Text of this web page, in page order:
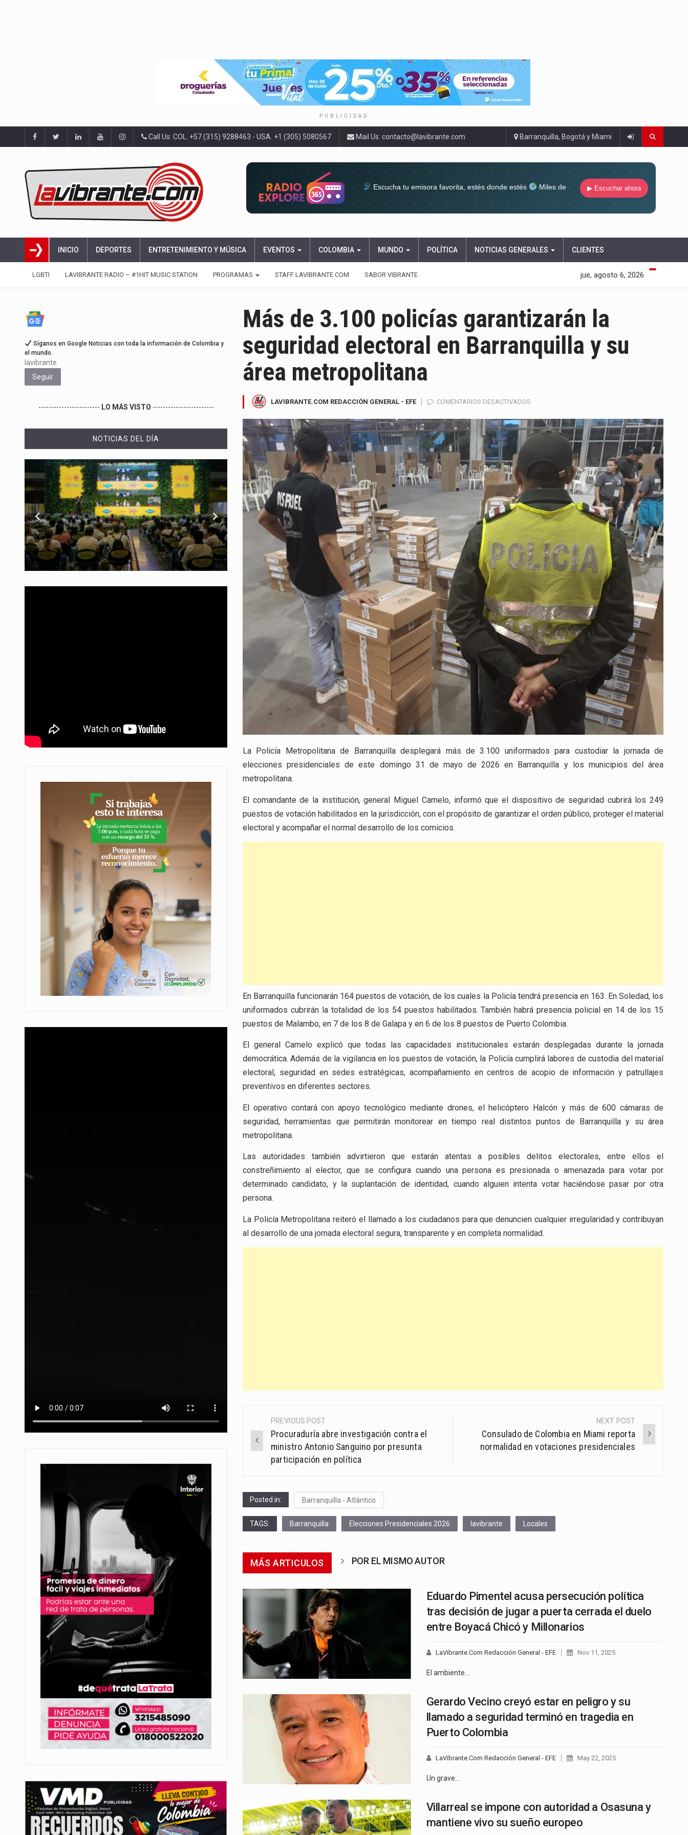
PUBLICIDAD
Call Us: COL. +57 (315) 9288463 - USA. +1 (305) 5080567 Mail Us: contacto@lavibrante.com Barranquilla, Bogotá y Miami
Escucha tu emisora favorita, estés donde estés
Miles de
▶ Escuchar ahora
INICIO DEPORTES ENTRETENIMIENTO Y MÚSICA EVENTOS COLOMBIA MUNDO POLÍTICA NOTICIAS GENERALES CLIENTES
LGBTI LAVIBRANTE RADIO – #1HIT MUSIC STATION PROGRAMAS STAFF LAVIBRANTE.COM SABOR VIBRANTE jue, agosto 6, 2026
Más de 3.100 policías garantizarán la
seguridad electoral en Barranquilla y su
área metropolitana
LAVIBRANTE.COM REDACCIÓN GENERAL - EFE COMENTARIOS DESACTIVADOS
DE
3.100
GARANTIZARÁN
LA
SEGURIDAD
ELECTORAL
BARRANQUILLA
Y
SU
ÁREA
METROPOLITANA
La Policía Metropolitana de Barranquilla desplegará más de 3.100 uniformados para custodiar la jornada de
elecciones presidenciales de este domingo 31 de mayo de 2026 en Barranquilla y los municipios del área
metropolitana.
El comandante de la institución, general Miguel Camelo, informó que el dispositivo de seguridad cubrirá los 249
puestos de votación habilitados en la jurisdicción, con el propósito de garantizar el orden público, proteger el material
electoral y acompañar el normal desarrollo de los comicios.
En Barranquilla funcionarán 164 puestos de votación, de los cuales la Policía tendrá presencia en 163. En Soledad, los
uniformados cubrirán la totalidad de los 54 puestos habilitados. También habrá presencia policial en 14 de los 15
puestos de Malambo, en 7 de los 8 de Galapa y en 6 de los 8 puestos de Puerto Colombia.
El general Camelo explicó que todas las capacidades institucionales estarán desplegadas durante la jornada
democrática. Además de la vigilancia en los puestos de votación, la Policía cumplirá labores de custodia del material
electoral, seguridad en sedes estratégicas, acompañamiento en centros de acopio de información y patrullajes
preventivos en diferentes sectores.
El operativo contará con apoyo tecnológico mediante drones, el helicóptero Halcón y más de 600 cámaras de
seguridad, herramientas que permitirán monitorear en tiempo real distintos puntos de Barranquilla y su área
metropolitana.
Las autoridades también advirtieron que estarán atentas a posibles delitos electorales, entre ellos el
constreñimiento al elector, que se configura cuando una persona es presionada o amenazada para votar por
determinado candidato, y la suplantación de identidad, cuando alguien intenta votar haciéndose pasar por otra
persona.
La Policía Metropolitana reiteró el llamado a los ciudadanos para que denuncien cualquier irregularidad y contribuyan
al desarrollo de una jornada electoral segura, transparente y en completa normalidad.
Post
navigation
PREVIOUS POST
Procuraduría abre investigación contra el
ministro Antonio Sanguino por presunta
participación en política
NEXT POST
Consulado de Colombia en Miami reporta
normalidad en votaciones presidenciales
Posted in: Barranquilla - Atlántico
TAGS: Barranquilla Elecciones Presidenciales 2026 lavibrante Locales
MÁS ARTICULOS POR EL MISMO AUTOR
Eduardo Pimentel acusa persecución política
tras decisión de jugar a puerta cerrada el duelo
entre Boyacá Chicó y Millonarios
LaVibrante.Com Redacción General - EFE Nov 11, 2025
El ambiente…
Gerardo Vecino creyó estar en peligro y su
llamado a seguridad terminó en tragedia en
Puerto Colombia
LaVibrante.Com Redacción General - EFE May 22, 2025
Un grave…
Villarreal se impone con autoridad a Osasuna y
mantiene vivo su sueño europeo
Síganos en Google Noticias con toda la información de Colombia y
el mundo.
lavibrante
Seguir
------------------------ LO MÁS VISTO ------------------------
NOTICIAS DEL DÍA